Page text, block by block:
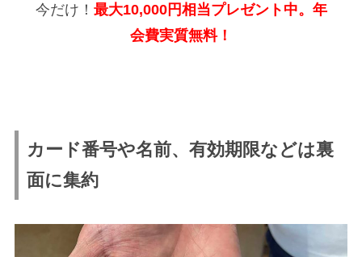
今だけ！ 最大10,000円相当プレゼント中。年
会費実質無料！
カード番号や名前、有効期限などは裏
面に集約